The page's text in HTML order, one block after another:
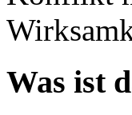
Was ist